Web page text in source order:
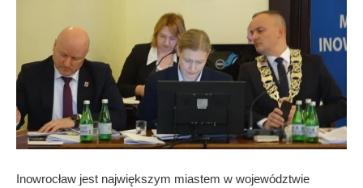
Inowrocław jest największym miastem w województwie